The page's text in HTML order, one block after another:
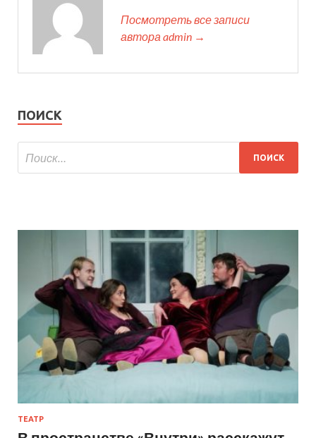
Посмотреть все записи
автора admin →
ПОИСК
ТЕАТР